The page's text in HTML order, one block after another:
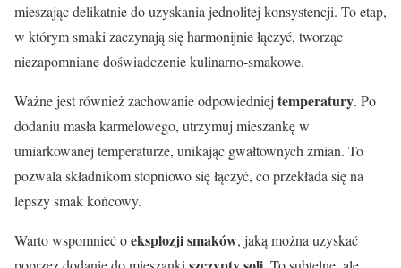
mieszając delikatnie do uzyskania jednolitej konsystencji. To etap,
w którym smaki zaczynają się harmonijnie łączyć, tworząc
niezapomniane doświadczenie kulinarno-smakowe.
Ważne jest również zachowanie odpowiedniej temperatury. Po
dodaniu masła karmelowego, utrzymuj mieszankę w
umiarkowanej temperaturze, unikając gwałtownych zmian. To
pozwala składnikom stopniowo się łączyć, co przekłada się na
lepszy smak końcowy.
Warto wspomnieć oeksplozji smaków, jaką można uzyskać